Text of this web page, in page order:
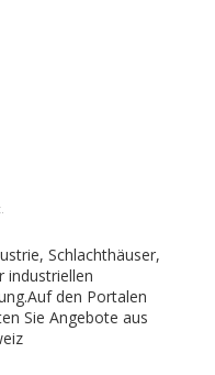
Schlachthäuser,
industriellen
den Portalen
Sie Angebote aus